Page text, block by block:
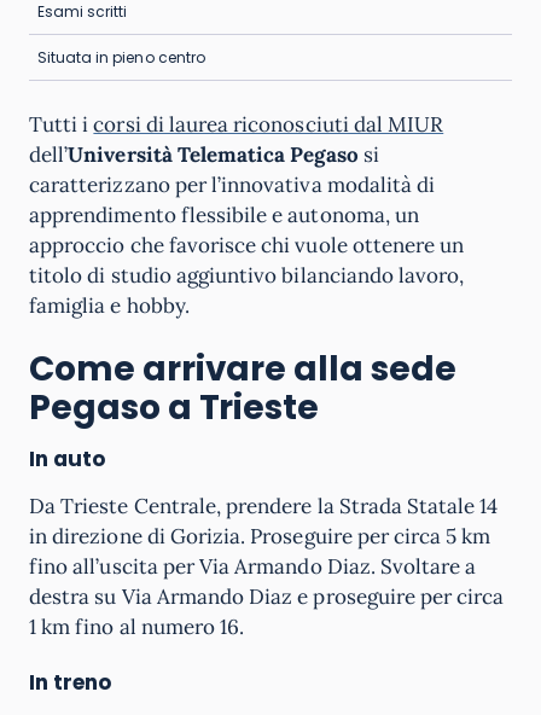
Esami scritti
Situata in pieno centro
Tutti icorsi di laurea riconosciuti dal MIUR
dell’Università Telematica Pegaso si
caratterizzano per l’innovativa modalità di
apprendimento flessibile e autonoma, un
approccio che favorisce chi vuole ottenere un
titolo di studio aggiuntivo bilanciando lavoro,
famiglia e hobby.
Come arrivare alla sede
Pegaso a Trieste
In auto
Da Trieste Centrale, prendere la Strada Statale 14
in direzione di Gorizia. Proseguire per circa 5 km
fino all’uscita per Via Armando Diaz. Svoltare a
destra su Via Armando Diaz e proseguire per circa
1 km fino al numero 16.
In treno